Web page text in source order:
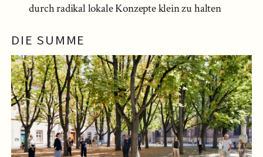
durch radikal lokale Konzepte klein zu halten
DIE SUMME